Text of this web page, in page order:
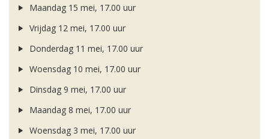
Maandag 15 mei, 17.00 uur
Vrijdag 12 mei, 17.00 uur
Donderdag 11 mei, 17.00 uur
Woensdag 10 mei, 17.00 uur
Dinsdag 9 mei, 17.00 uur
Maandag 8 mei, 17.00 uur
Woensdag 3 mei, 17.00 uur